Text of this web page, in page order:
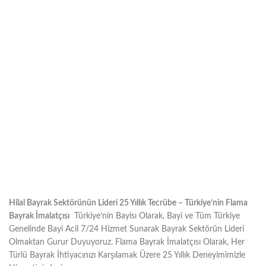
Hilal Bayrak Sektörünün Lideri 25 Yıllık Tecrübe – Türkiye’nin Flama
Bayrak İmalatçısı Türkiye’nin Bayisı Olarak, Bayi ve Tüm Türkiye
Genelinde Bayi Acil 7/24 Hizmet Sunarak Bayrak Sektörün Lideri
Olmaktan Gurur Duyuyoruz. Flama Bayrak İmalatçısı Olarak, Her
Türlü Bayrak İhtiyacınızı Karşılamak Üzere 25 Yıllık Deneyimimizle